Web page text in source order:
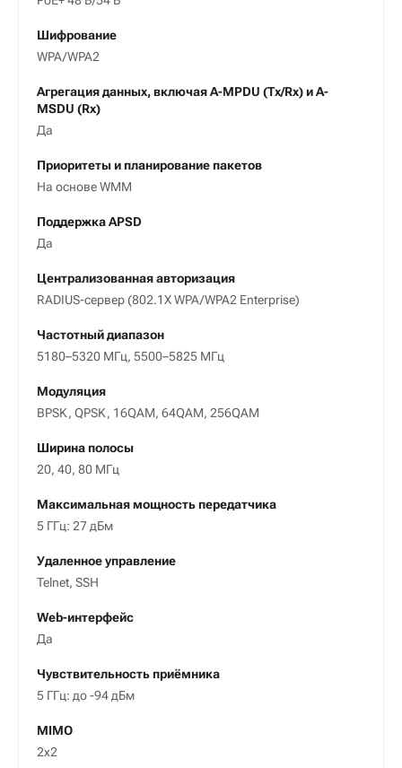
Шифрование
WPA/WPA2
Агрегация данных, включая A-MPDU (Tx/Rx) и А-
MSDU (Rx)
Да
Приоритеты и планирование пакетов
На основе WMM
Поддержка APSD
Да
Централизованная авторизация
RADIUS-сервер (802.1X WPA/WPA2 Enterprise)
Частотный диапазон
5180–5320 МГц, 5500–5825 МГц
Модуляция
BPSK, QPSK, 16QAM, 64QAM, 256QAM
Ширина полосы
20, 40, 80 МГц
Максимальная мощность передатчика
5 ГГц: 27 дБм
Удаленное управление
Telnet, SSH
Web-интерфейс
Да
Чувствительность приёмника
5 ГГц: до -94 дБм
MIMO
2x2